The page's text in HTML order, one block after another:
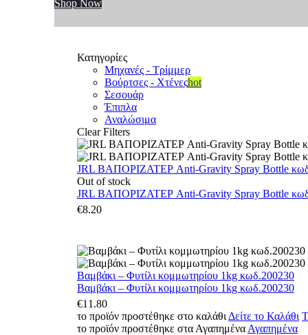
Shop Now
Κατηγορίες
Μηχανές - Τρίμμερ
Βούρτσες - Χτένεςhot
Σεσουάρ
Έπιπλα
Αναλώσιμα
Clear Filters
JRL ΒΑΠΟΡΙΖΑΤΕΡ Anti-Gravity Spray Bottle
Out of stock
JRL ΒΑΠΟΡΙΖΑΤΕΡ Anti-Gravity Spray Bottle
€8.20
Βαμβάκι – Φυτίλι κομμωτηρίου 1kg κωδ.200230
Βαμβάκι – Φυτίλι κομμωτηρίου 1kg κωδ.200230
€11.80
το προϊόν προστέθηκε στο καλάθι Δείτε το Καλάθι
το προϊόν προστέθηκε στα Αγαπημένα Αγαπημένα